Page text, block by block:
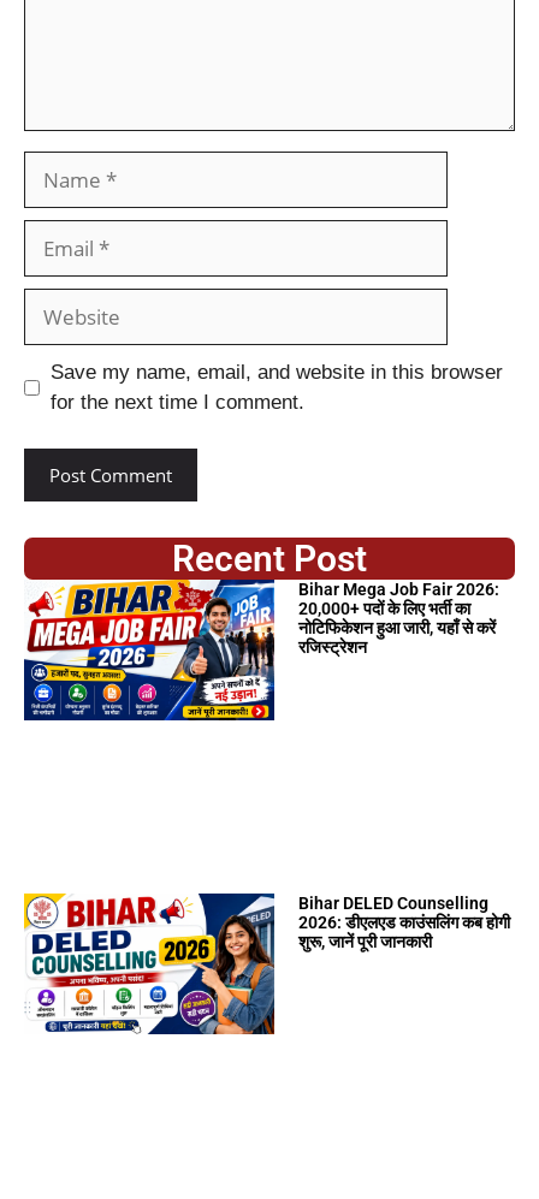
Save my name, email, and website in this browser
for the next time I comment.
Recent Post
Bihar Mega Job Fair 2026:
20,000+ पदों के लिए भर्ती का
नोटिफिकेशन हुआ जारी, यहाँ से करें
रजिस्ट्रेशन
Bihar DELED Counselling
2026: डीएलएड काउंसलिंग कब होगी
शुरू, जानें पूरी जानकारी